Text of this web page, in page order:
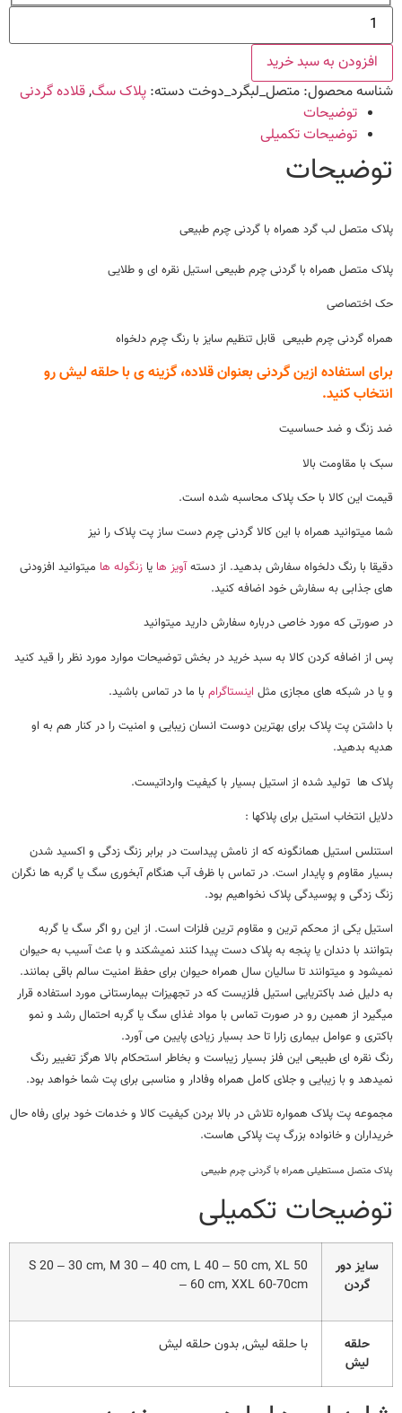
پلاک
متصل
لب
گرد
گردنی
چرم
طبیعی
دوخت
عدد
افزودن به سبد خرید
شناسه محصول: متصل_لبگرد_دوخت دسته: پلاک سگ,قلاده گردنی
توضیحات
توضیحات تکمیلی
توضیحات
پلاک متصل لب گرد همراه با گردنی چرم طبیعی
پلاک متصل همراه با گردنی چرم طبیعی استیل نقره ای و طلایی
حک اختصاصی
همراه گردنی چرم طبیعی قابل تنظیم سایز با رنگ چرم دلخواه
برای استفاده ازین گردنی بعنوان قلاده، گزینه ی با حلقه لیش رو
انتخاب کنید.
ضد زنگ و ضد حساسیت
سبک با مقاومت بالا
قیمت این کالا با حک پلاک محاسبه شده است.
شما میتوانید همراه با این کالا گردنی چرم دست ساز پت پلاک را نیز
دقیقا با رنگ دلخواه سفارش بدهید. از دستهآویز ها یا زنگوله ها میتوانید افزودنی
های جذابی به سفارش خود اضافه کنید.
در صورتی که مورد خاصی درباره سفارش دارید میتوانید
پس از اضافه کردن کالا به سبد خرید در بخش توضیحات موارد مورد نظر را قید کنید
و یا در شبکه های مجازی مثل اینستاگرام با ما در تماس باشید.
با داشتن پت پلاک برای بهترین دوست انسان زیبایی و امنیت را در کنار هم به او
هدیه بدهید.
پلاک ها تولید شده از استیل بسیار با کیفیت وارداتیست.
دلایل انتخاب استیل برای پلاکها :
استنلس استیل همانگونه که از نامش پیداست در برابر زنگ زدگی و اکسید شدن
بسیار مقاوم و پایدار است. در تماس با ظرف آب هنگام آبخوری سگ یا گربه ها نگران
زنگ زدگی و پوسیدگی پلاک نخواهیم بود.
استیل یکی از محکم ترین و مقاوم ترین فلزات است. از این رو اگر سگ یا گربه
بتوانند با دندان یا پنجه به پلاک دست پیدا کنند نمیشکند و با عث آسیب به حیوان
نمیشود و میتوانند تا سالیان سال همراه حیوان برای حفظ امنیت سالم باقی بمانند.
به دلیل ضد باکتریایی استیل فلزیست که در تجهیزات بیمارستانی مورد استفاده قرار
میگیرد از همین رو در صورت تماس با مواد غذای سگ یا گربه احتمال رشد و نمو
باکتری و عوامل بیماری زارا تا حد بسیار زیادی پایین می آورد.
رنگ نقره ای طبیعی این فلز بسیار زیباست و بخاطر استحکام بالا هرگز تغییر رنگ
نمیدهد و با زیبایی و جلای کامل همراه وفادار و مناسبی برای پت شما خواهد بود.
مجموعه پت پلاک همواره تلاش در بالا بردن کیفیت کالا و خدمات خود برای رفاه حال
خریداران و خانواده بزرگ پت پلاکی هاست.
پلاک متصل مستطیلی همراه با گردنی چرم طبیعی
توضیحات تکمیلی
سایز دور
گردن
S 20 – 30 cm, M 30 – 40 cm, L 40 – 50 cm, XL 50
– 60 cm, XXL 60-70cm
حلقه
لیش
با حلقه لیش, بدون حلقه لیش